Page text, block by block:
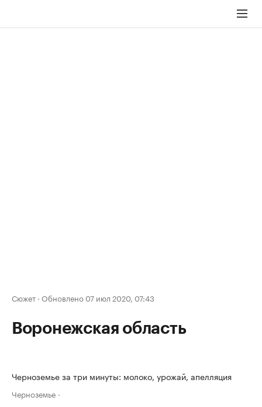
Сюжет · Обновлено 07 июл 2020, 07:43
Воронежская область
Черноземье за три минуты: молоко, урожай, апелляция
Черноземье